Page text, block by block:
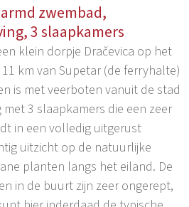
zwembad,
3 slaapkamers
klein dorpje Dračevica op het
km van Supetar (de ferryhalte)
is met veerboten vanuit de stad
3 slaapkamers die een zeer
in een volledig uitgerust
uitzicht op de natuurlijke
planten langs het eiland. De
in de buurt zijn zeer ongerept,